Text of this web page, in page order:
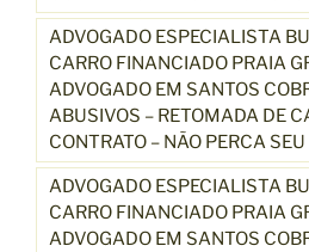
ADVOGADO ESPECIALISTA
CARRO FINANCIADO PRAIA
ADVOGADO EM SANTOS
ABUSIVOS – RETOMADA DE
CONTRATO – NÃO PERCA SEU
ADVOGADO ESPECIALISTA
CARRO FINANCIADO PRAIA
ADVOGADO EM SANTOS